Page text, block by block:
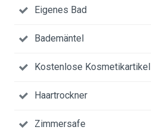
Eigenes Bad
Bademäntel
Kostenlose Kosmetikartikel
Haartrockner
Zimmersafe